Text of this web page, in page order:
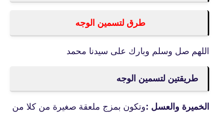
طرق لتسمين الوجه
اللهم صل وسلم وبارك على سيدنا محمد
طريقتين لتسمين الوجه
الخميرة والعسل :وتكون بمزج ملعقة صغيرة من كلا من